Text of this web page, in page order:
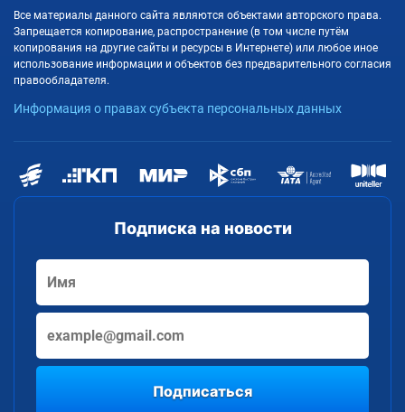
Подписка на новости
Подписаться
Все материалы данного сайта являются объектами авторского права.
Запрещается копирование, распространение (в том числе путём
копирования на другие сайты и ресурсы в Интернете) или любое иное
использование информации и объектов без предварительного согласия
правообладателя.
Информация о правах субъекта персональных данных